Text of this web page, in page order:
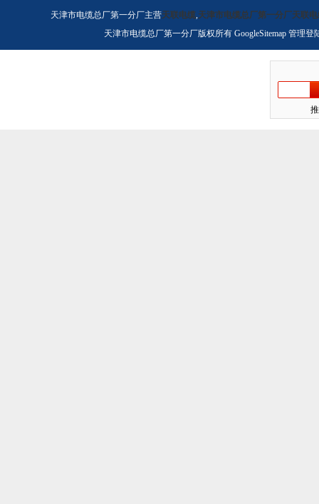
天津市电缆总厂第一分厂主营天联电缆,天津市电缆总厂第一分厂天联电
天津市电缆总厂第一分厂版权所有 GoogleSitemap 管理登